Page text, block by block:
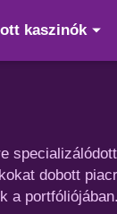
kaszinók
dobott
a portfóliójában.